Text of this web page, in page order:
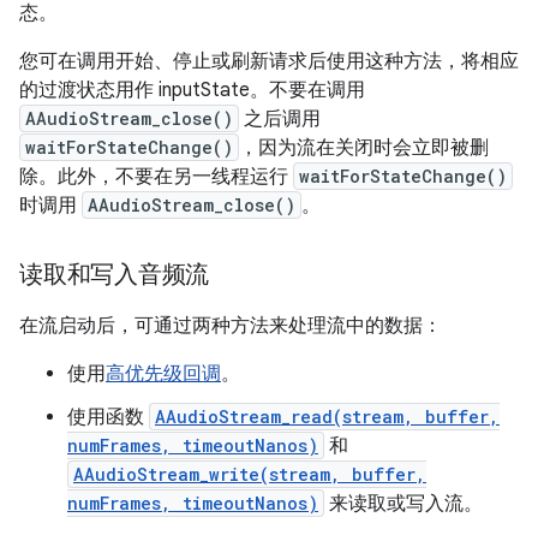
态。
您可在调用开始、停止或刷新请求后使用这种方法，将相应
的过渡状态用作 inputState。不要在调用
AAudioStream_close() 之后调用
waitForStateChange()
，因为流在关闭时会立即被删
除。此外，不要在另一线程运行 waitForStateChange()
时调用 AAudioStream_close() 。
读取和写入音频流
在流启动后，可通过两种方法来处理流中的数据：
使用高优先级回调。
使用函数 AAudioStream_read(stream, buffer,
numFrames, timeoutNanos) 和
AAudioStream_write(stream, buffer,
numFrames, timeoutNanos) 来读取或写入流。